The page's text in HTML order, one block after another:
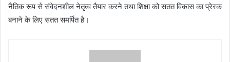
नैतिक रूप से संवेदनशील नेतृत्व तैयार करने तथा शिक्षा को सतत विकास का प्रेरक
बनाने के लिए सतत समर्पित है।